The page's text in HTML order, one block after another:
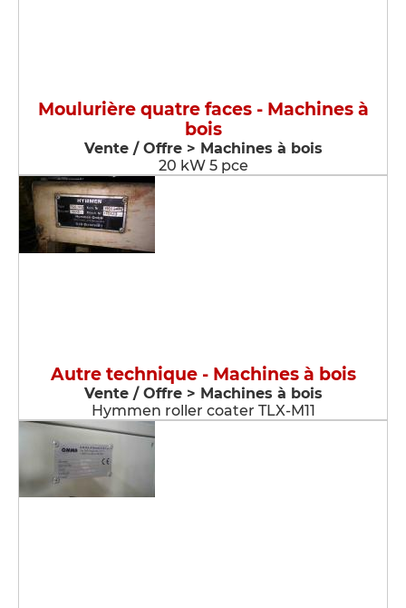
Moulurière quatre faces - Machines à
bois
Vente / Offre > Machines à bois
20 kW 5 pce
Autre technique - Machines à bois
Vente / Offre > Machines à bois
Hymmen roller coater TLX-M11